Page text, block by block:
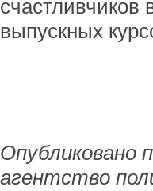
счастливчиков
выпускных
Опубликовано
агентство